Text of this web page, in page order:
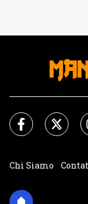
Chi Siamo